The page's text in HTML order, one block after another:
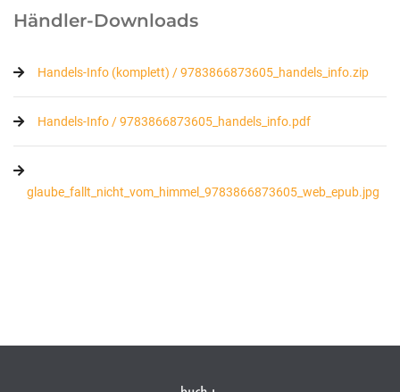
Händler-Downloads
Handels-Info (komplett) / 9783866873605_handels_info.zip
Handels-Info / 9783866873605_handels_info.pdf
glaube_fallt_nicht_vom_himmel_9783866873605_web_epub.jpg